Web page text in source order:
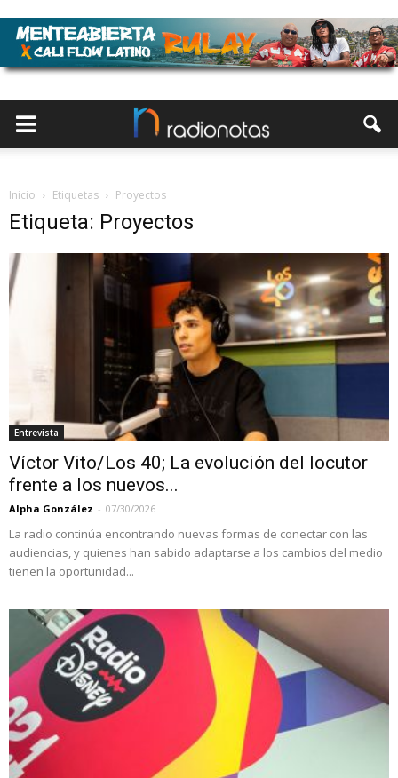
Inicio Etiquetas Proyectos
Etiqueta: Proyectos
Entrevista
Víctor Vito/Los 40; La evolución del locutor
frente a los nuevos...
Alpha González - 07/30/2026
La radio continúa encontrando nuevas formas de conectar con las
audiencias, y quienes han sabido adaptarse a los cambios del medio
tienen la oportunidad...